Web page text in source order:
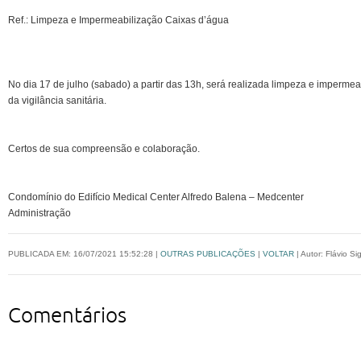
Ref.: Limpeza e Impermeabilização Caixas d’água
No dia 17 de julho (sabado) a partir das 13h, será realizada limpeza e
da vigilância sanitária.
Certos de sua compreensão e colaboração.
Condomínio do Edifício Medical Center Alfredo Balena – Medcenter
Administração
PUBLICADA EM: 16/07/2021 15:52:28 | OUTRAS PUBLICAÇÕES | VOLTAR | Autor: Flávio
Comentários